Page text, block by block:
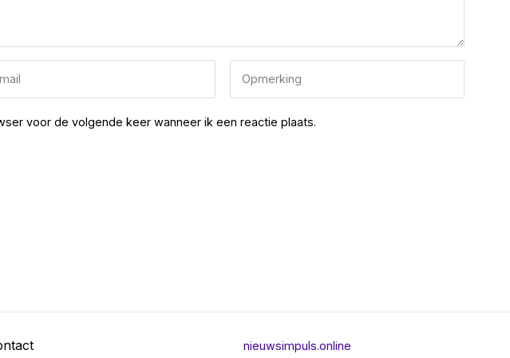
voor de volgende keer wanneer ik een reactie plaats.
nieuwsimpuls.online